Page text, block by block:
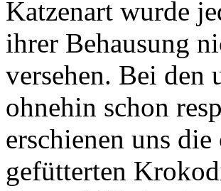
Katzenart wurde
ihrer Behausung
versehen. Bei den
ohnehin schon
erschienen uns
gefütterten